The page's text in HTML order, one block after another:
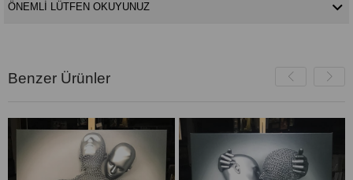
ÖNEMLİ LÜTFEN OKUYUNUZ
Benzer Ürünler